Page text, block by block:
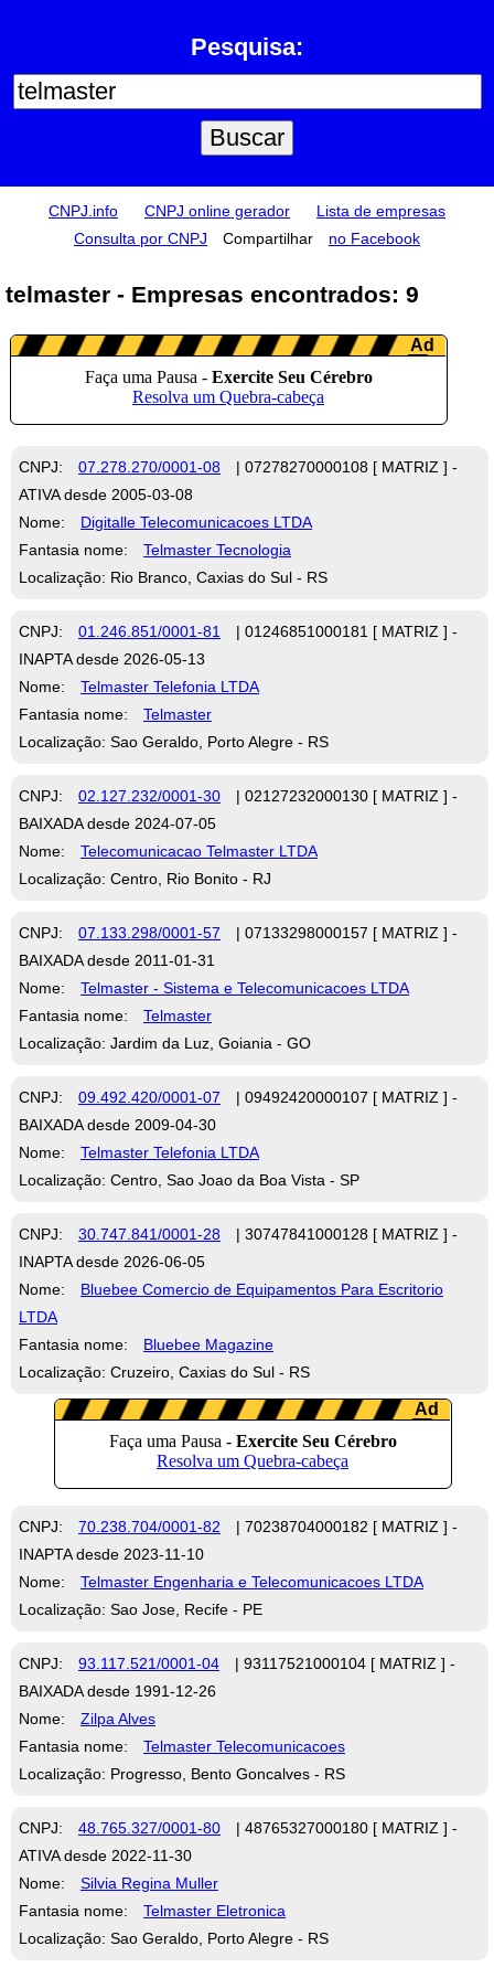
Pesquisa:
CNPJ.info CNPJ online gerador
Lista de empresas
Consulta por CNPJ
Compartilhar no Facebook
telmaster - Empresas encontrados: 9
CNPJ: 07.278.270/0001-08
| 07278270000108 [ MATRIZ ] -
ATIVA desde 2005-03-08
Nome:
Digitalle Telecomunicacoes LTDA
Fantasia nome:
Telmaster Tecnologia
Localização: Rio Branco, Caxias do Sul - RS
CNPJ: 01.246.851/0001-81
| 01246851000181 [ MATRIZ ] -
INAPTA desde 2026-05-13
Nome:
Telmaster Telefonia LTDA
Fantasia nome:
Telmaster
Localização: Sao Geraldo, Porto Alegre - RS
CNPJ: 02.127.232/0001-30
| 02127232000130 [ MATRIZ ] -
BAIXADA desde 2024-07-05
Nome:
Telecomunicacao Telmaster LTDA
Localização: Centro, Rio Bonito - RJ
CNPJ: 07.133.298/0001-57
| 07133298000157 [ MATRIZ ] -
BAIXADA desde 2011-01-31
Nome:
Telmaster - Sistema e Telecomunicacoes LTDA
Fantasia nome:
Telmaster
Localização: Jardim da Luz, Goiania - GO
CNPJ: 09.492.420/0001-07
| 09492420000107 [ MATRIZ ] -
BAIXADA desde 2009-04-30
Nome:
Telmaster Telefonia LTDA
Localização: Centro, Sao Joao da Boa Vista - SP
CNPJ: 30.747.841/0001-28
| 30747841000128 [ MATRIZ ] -
INAPTA desde 2026-06-05
Nome:
Bluebee Comercio de Equipamentos Para Escritorio
LTDA
Fantasia nome:
Bluebee Magazine
Localização: Cruzeiro, Caxias do Sul - RS
CNPJ: 70.238.704/0001-82
| 70238704000182 [ MATRIZ ] -
INAPTA desde 2023-11-10
Nome:
Telmaster Engenharia e Telecomunicacoes LTDA
Localização: Sao Jose, Recife - PE
CNPJ: 93.117.521/0001-04
| 93117521000104 [ MATRIZ ] -
BAIXADA desde 1991-12-26
Nome:
Zilpa Alves
Fantasia nome:
Telmaster Telecomunicacoes
Localização: Progresso, Bento Goncalves - RS
CNPJ: 48.765.327/0001-80
| 48765327000180 [ MATRIZ ] -
ATIVA desde 2022-11-30
Nome:
Silvia Regina Muller
Fantasia nome:
Telmaster Eletronica
Localização: Sao Geraldo, Porto Alegre - RS